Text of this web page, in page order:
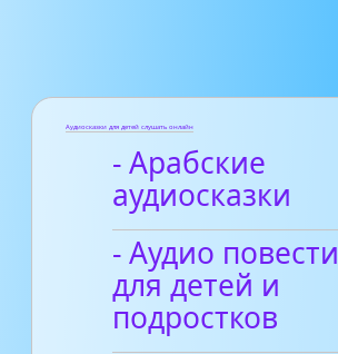
Аудиосказки для детей слушать онлайн
- Арабские
аудиосказки
- Аудио повести
для детей и
подростков